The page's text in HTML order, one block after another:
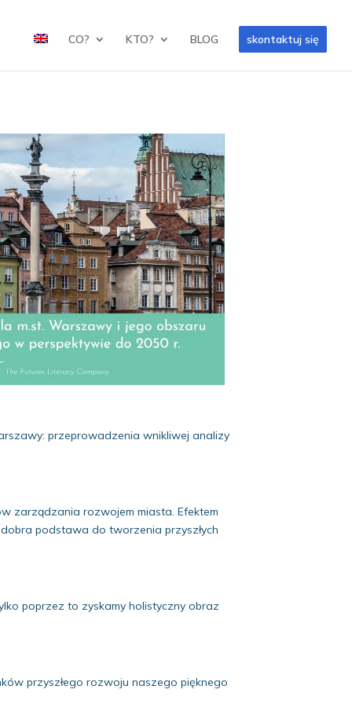
CO? KTO? BLOG skontaktuj się
przeprowadzenia wnikliwej analizy
zarządzania rozwojem miasta. Efektem
podstawa do tworzenia przyszłych
poprzez to zyskamy holistyczny obraz
przyszłego rozwoju naszego pięknego